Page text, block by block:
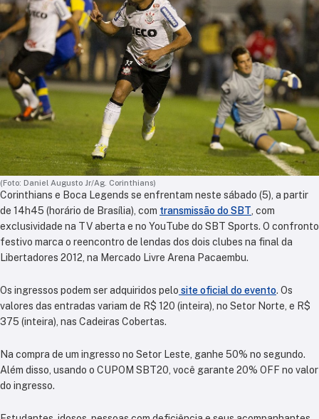
(Foto: Daniel Augusto Jr/Ag. Corinthians)
Corinthians e Boca Legends se enfrentam neste sábado (5), a partir
de 14h45 (horário de Brasília), com transmissão do SBT , com
exclusividade na TV aberta e no YouTube do SBT Sports. O confronto
festivo marca o reencontro de lendas dos dois clubes na final da
Libertadores 2012, na Mercado Livre Arena Pacaembu.
Os ingressos podem ser adquiridos pelo site oficial do evento. Os
valores das entradas variam de R$ 120 (inteira), no Setor Norte, e R$
375 (inteira), nas Cadeiras Cobertas.
Na compra de um ingresso no Setor Leste, ganhe 50% no segundo.
Além disso, usando o CUPOM SBT20, você garante 20% OFF no valor
do ingresso.